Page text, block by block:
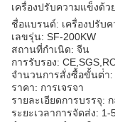
เครื่องปรับความแข็งด้ว
ชื่อแบรนด์: เครื่องปรับ
เลขรุ่น: SF-200KW
สถานที่กําเนิด: จีน
การรับรอง:
จํานวนการสั่งซื้อขั้นต่ํา:
ราคา: การเจรจา
รายละเอียดการบรรจุ:
ระยะเวลาการจัดส่ง: 1-